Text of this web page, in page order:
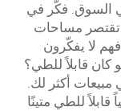
السوق. فكّر في
مساحات
لا يفكّرون
قابلاً للطي؟
مبيعات أكثر لك.
للطي متينًا